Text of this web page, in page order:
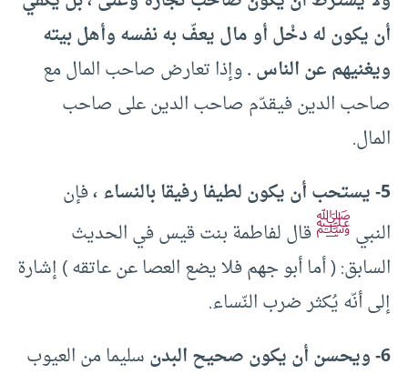
أن يكون له دخْل أو مال يعفّ به نفسه وأهل بيته
ويغنيهم عن الناس .وإذا تعارض صاحب المال مع
صاحب الدين فيقدّم صاحب الدين على صاحب
المال.
5- يستحب أن يكون لطيفا رفيقا بالنساء ،
فإن
النبيﷺقال لفاطمة بنت قيس في الحديث
السابق: ( أما أبو جهم فلا يضع العصا عن عاتقه ) إشارة
إلى أنّه يُكثر ضرب النّساء.
6- ويحسن أن يكون صحيح البدن
سليما من العيوب